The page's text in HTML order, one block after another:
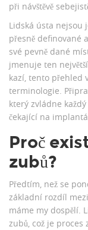
při návštěvě
Lidská ústa nejsou
přesně definované
své pevně dané
jmenuje ten
kazí, tento přehled
terminologie.
který zvládne
čekající na
Proč
zubů?
Předtím, než se
základní rozdíl
máme my dospělí.
zubů, což je proces